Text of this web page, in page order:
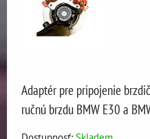
Adaptér pre pripojenie
ručnú brzdu BMW E30 a